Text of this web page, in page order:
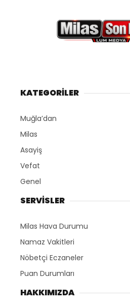
KATEGORİLER
Muğla’dan
Milas
Asayiş
Vefat
Genel
SERVİSLER
Milas Hava Durumu
Namaz Vakitleri
Nöbetçi Eczaneler
Puan Durumları
HAKKIMIZDA